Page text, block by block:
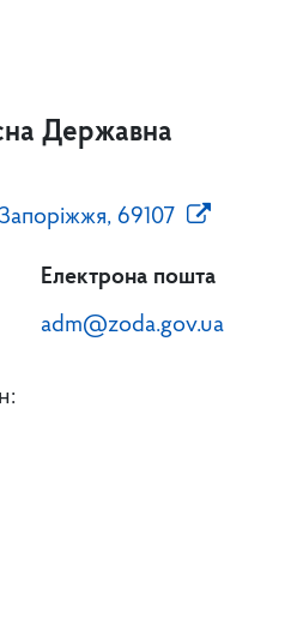
Державна
69107
Електрона пошта
adm@zoda.gov.ua